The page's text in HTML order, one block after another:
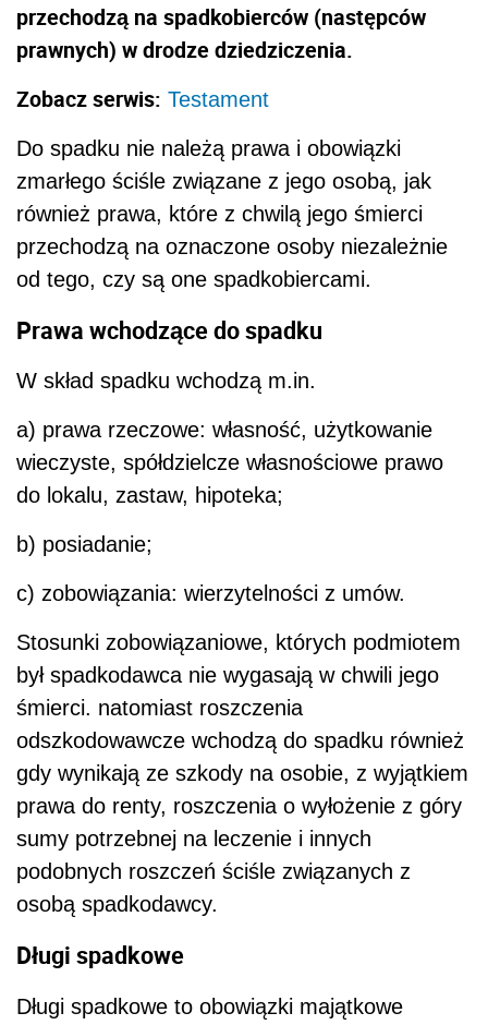
przechodzą na spadkobierców (następców
prawnych) w drodze dziedziczenia.
Zobacz serwis: Testament
Do spadku nie należą prawa i obowiązki
zmarłego ściśle związane z jego osobą, jak
również prawa, które z chwilą jego śmierci
przechodzą na oznaczone osoby niezależnie
od tego, czy są one spadkobiercami.
Prawa wchodzące do spadku
W skład spadku wchodzą m.in.
a) prawa rzeczowe: własność, użytkowanie
wieczyste, spółdzielcze własnościowe prawo
do lokalu, zastaw, hipoteka;
b) posiadanie;
c) zobowiązania: wierzytelności z umów.
Stosunki zobowiązaniowe, których podmiotem
był spadkodawca nie wygasają w chwili jego
śmierci. natomiast roszczenia
odszkodowawcze wchodzą do spadku również
gdy wynikają ze szkody na osobie, z wyjątkiem
prawa do renty, roszczenia o wyłożenie z góry
sumy potrzebnej na leczenie i innych
podobnych roszczeń ściśle związanych z
osobą spadkodawcy.
Długi spadkowe
Długi spadkowe to obowiązki majątkowe